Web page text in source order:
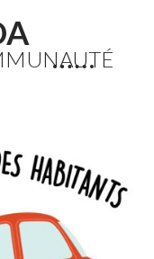
horaires des
les horaires
2026 inclus.